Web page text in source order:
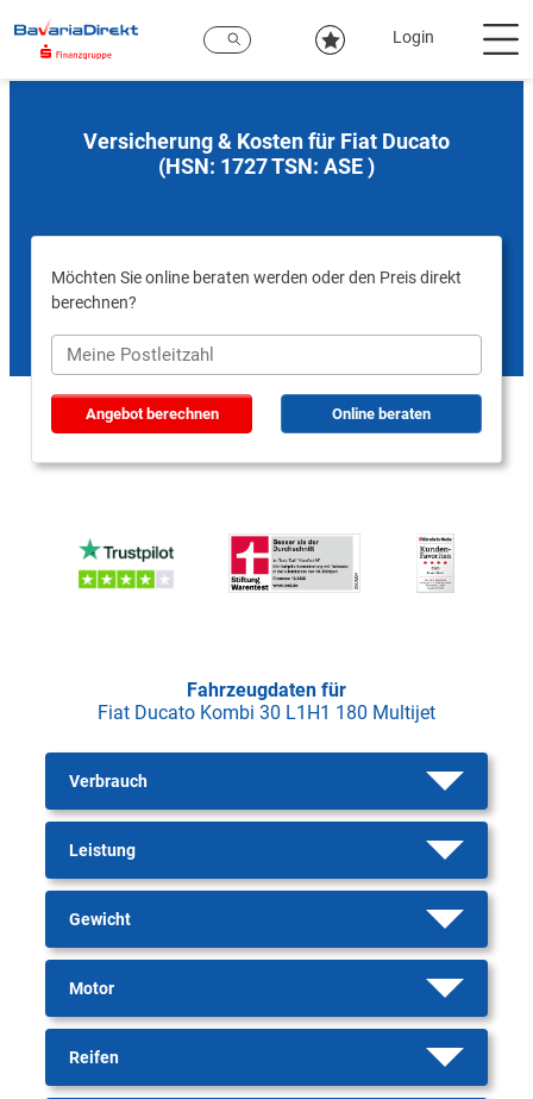
Hauptinhalt
Login
Versicherung & Kosten für Fiat Ducato
(HSN: 1727 TSN: ASE )
Möchten Sie online beraten werden oder den Preis direkt
berechnen?
Angebot berechnen Online beraten
Fahrzeugdaten für
Fiat Ducato Kombi 30 L1H1 180 Multijet
Verbrauch
Leistung
Gewicht
Motor
Reifen